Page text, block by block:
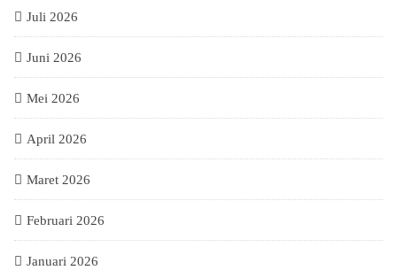
Juli 2026
Juni 2026
Mei 2026
April 2026
Maret 2026
Februari 2026
Januari 2026